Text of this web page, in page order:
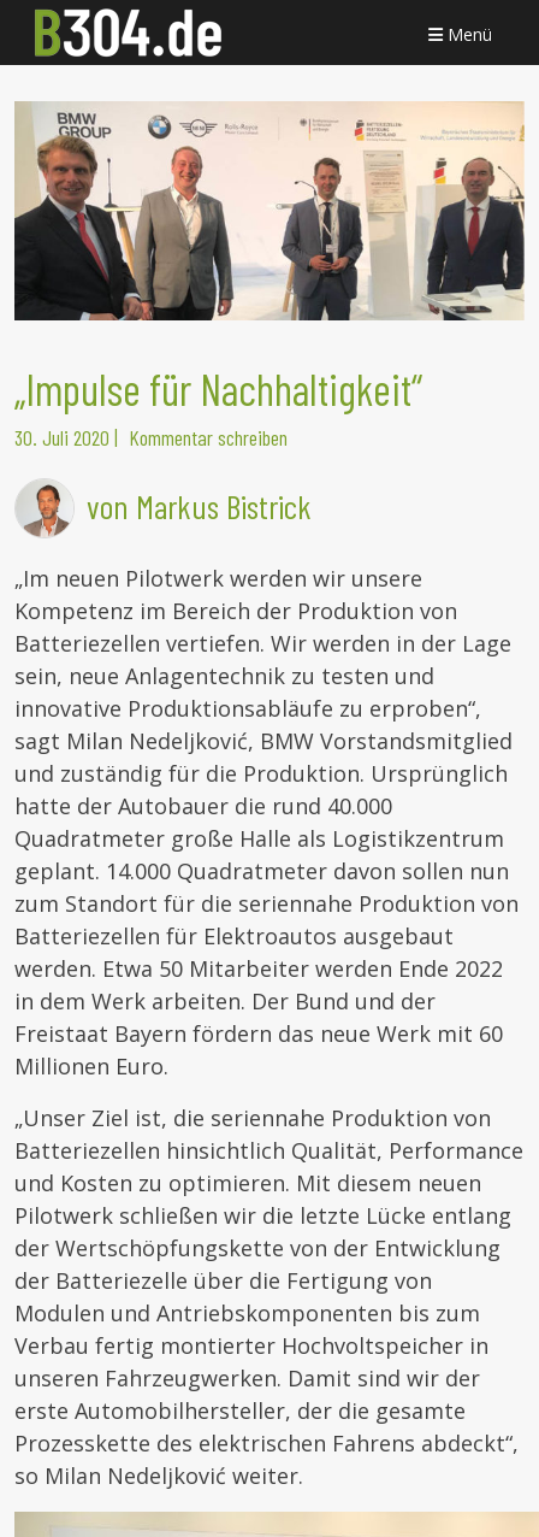
Menü
„Impulse für Nachhaltigkeit“
30. Juli 2020 | Kommentar schreiben
von Markus Bistrick
„Im neuen Pilotwerk werden wir unsere
Kompetenz im Bereich der Produktion von
Batteriezellen vertiefen. Wir werden in der Lage
sein, neue Anlagentechnik zu testen und
innovative Produktionsabläufe zu erproben“,
sagt Milan Nedeljković, BMW Vorstandsmitglied
und zuständig für die Produktion. Ursprünglich
hatte der Autobauer die rund 40.000
Quadratmeter große Halle als Logistikzentrum
geplant. 14.000 Quadratmeter davon sollen nun
zum Standort für die seriennahe Produktion von
Batteriezellen für Elektroautos ausgebaut
werden. Etwa 50 Mitarbeiter werden Ende 2022
in dem Werk arbeiten. Der Bund und der
Freistaat Bayern fördern das neue Werk mit 60
Millionen Euro.
„Unser Ziel ist, die seriennahe Produktion von
Batteriezellen hinsichtlich Qualität, Performance
und Kosten zu optimieren. Mit diesem neuen
Pilotwerk schließen wir die letzte Lücke entlang
der Wertschöpfungskette von der Entwicklung
der Batteriezelle über die Fertigung von
Modulen und Antriebskomponenten bis zum
Verbau fertig montierter Hochvoltspeicher in
unseren Fahrzeugwerken. Damit sind wir der
erste Automobilhersteller, der die gesamte
Prozesskette des elektrischen Fahrens abdeckt“,
so Milan Nedeljković weiter.